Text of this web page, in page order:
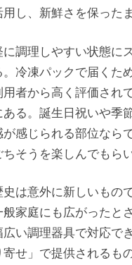
し、新鮮さを保った
調理しやすい状態に
冷凍パックで届くた
者から高く評価され
る。誕生日祝いや季
感じられる部位なら
そうを楽しんでもら
は意外に新しいもの
家庭にも広がったと
い調理器具で対応で
せ」で提供されるも